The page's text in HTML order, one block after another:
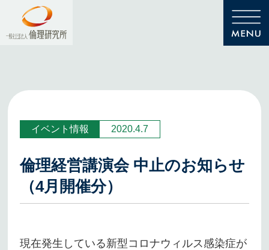
イベント情報 2020.4.7
倫理経営講演会 中止のお知らせ
（4月開催分）
現在発生している新型コロナウィルス感染症が